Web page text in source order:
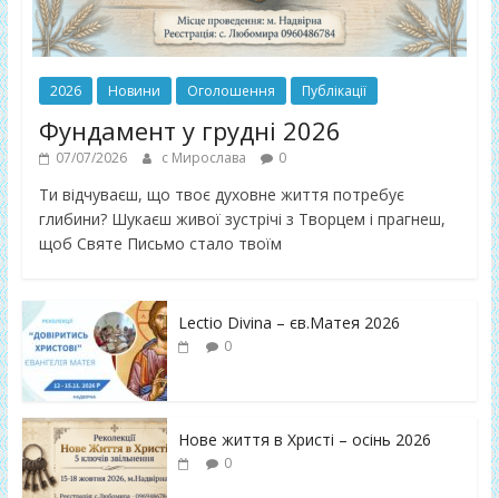
2026 Новини Оголошення Публікації
Фундамент у грудні 2026
07/07/2026 с Мирослава 0
Ти відчуваєш, що твоє духовне життя потребує
глибини? Шукаєш живої зустрічі з Творцем і прагнеш,
щоб Святе Письмо стало твоїм
Lectio Divina – єв.Матея 2026
0
Нове життя в Христі – осінь 2026
0